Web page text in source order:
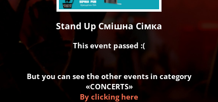
Stand Up Смішна Сімка
This event passed :(
But you can see the other events in category
«CONCERTS»
By clicking here